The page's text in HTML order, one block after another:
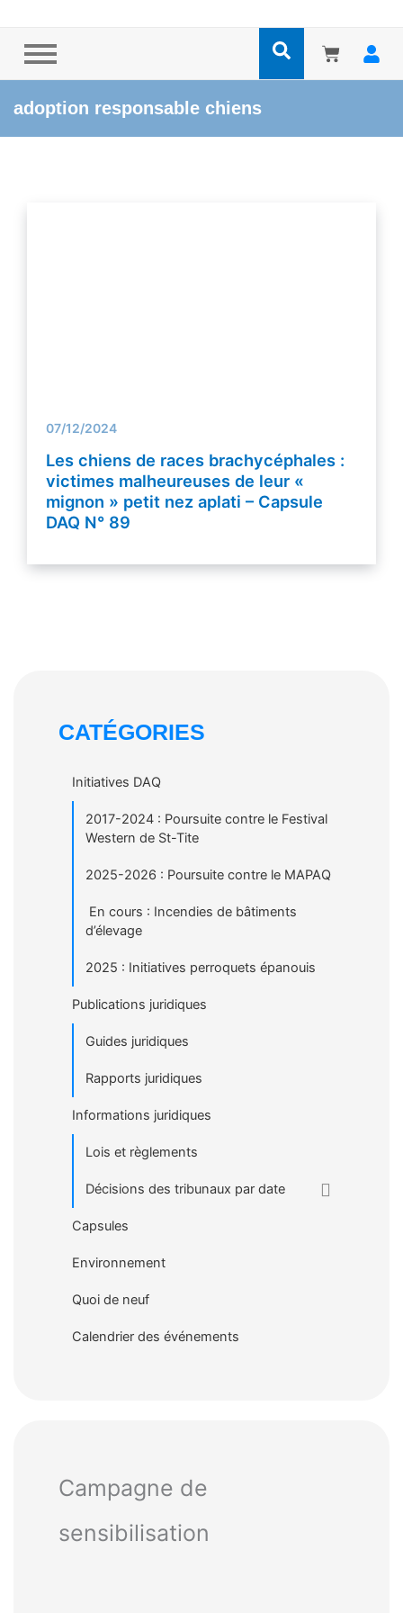
adoption responsable chiens
07/12/2024
Les chiens de races brachycéphales :
victimes malheureuses de leur «
mignon » petit nez aplati – Capsule
DAQ N° 89
CATÉGORIES
Initiatives DAQ
2017-2024 : Poursuite contre le Festival
Western de St-Tite
2025-2026 : Poursuite contre le MAPAQ
En cours : Incendies de bâtiments
d’élevage
2025 : Initiatives perroquets épanouis
Publications juridiques
Guides juridiques
Rapports juridiques
Informations juridiques
Lois et règlements
Décisions des tribunaux par date
Capsules
Environnement
Quoi de neuf
Calendrier des événements
Campagne de
sensibilisation